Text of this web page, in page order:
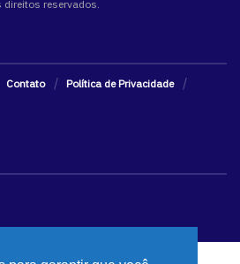
direitos reservados.
Contato
Política de Privacidade